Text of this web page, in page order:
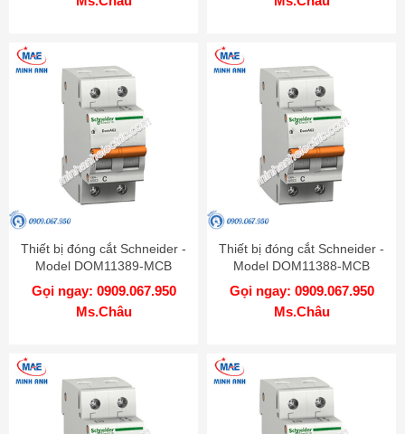
Thiết bị đóng cắt Schneider -
Model DOM11389-MCB
Gọi ngay: 0909.067.950
Ms.Châu
Thiết bị đóng cắt Schneider -
Model DOM11388-MCB
Gọi ngay: 0909.067.950
Ms.Châu